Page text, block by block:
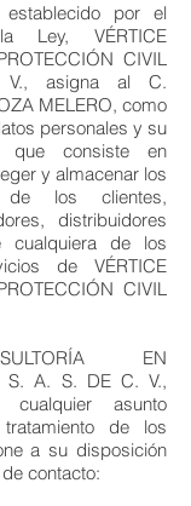
por el
Ley, VÉRTICE
CIVIL
asigna al C.
MELERO, como
personales y su
que consiste en
y almacenar los
de los clientes,
distribuidores
cualquiera de los
de VÉRTICE
CIVIL
EN
S. A. S. DE C. V.,
asunto
de los
a su disposición
contacto: